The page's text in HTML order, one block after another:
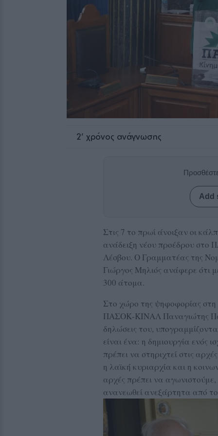
2' χρόνος ανάγνωσης
Add
Στις 7 το πρωί άνοιξαν οι
ανάδειξη νέου προέδρου
Λέσβου. Ο Γραμματέας της
Γιώργος Μηλιός ανάφερε ότι
300 άτομα.
Στο χώρο της ψηφοφορίας
ΠΑΣΟΚ-ΚΙΝΑΛ Παναγιώτης
δηλώσεις του,
είναι ένα: η δημιουργία
πρέπει να στηριχτεί στις
η λαϊκή κυριαρχία και η
αρχές πρέπει να
ανανεωθεί ανεξάρτητα από